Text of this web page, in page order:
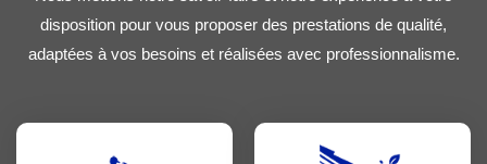
disposition pour vous proposer des prestations de qualité,
adaptées à vos besoins et réalisées avec professionnalisme.